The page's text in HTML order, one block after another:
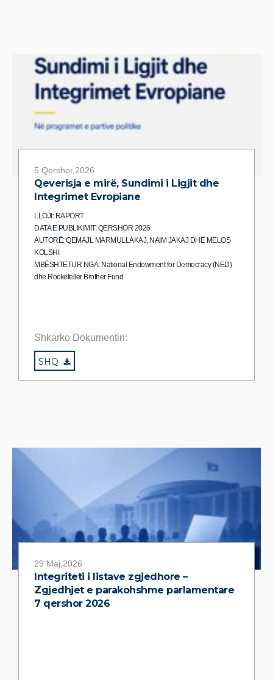
5 Qershor,2026
Qeverisja e mirë, Sundimi i Ligjit dhe
Integrimet Evropiane
LLOJI: RAPORT
DATA E PUBLIKIMIT: QERSHOR 2026
AUTORË: QEMAJL MARMULLAKAJ, NAIM JAKAJ DHE MELOS
KOLSHI
MBËSHTETUR NGA: National Endowment for Democracy (NED)
dhe Rockefeller Brother Fund
Shkarko Dokumentin:
SHQ
29 Maj,2026
Integriteti i listave zgjedhore –
Zgjedhjet e parakohshme parlamentare
7 qershor 2026